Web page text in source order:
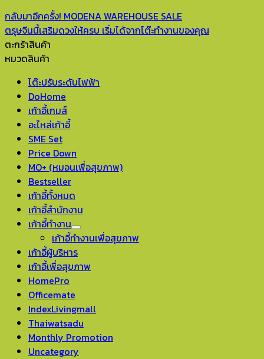
กลับมาอีกครั้ง! MODENA WAREHOUSE SALE
ตรุษจีนนี้เสริมดวงให้ครบ เริ่มได้จากโต๊ะทำงานของคุณ
ตะกร้าสินค้า
หมวดสินค้า
โต๊ะปรับระดับไฟฟ้า
DoHome
เก้าอี้เกมส์
อะไหล่เก้าอี้
SME Set
Price Down
MO+ (หมอนเพื่อสุขภาพ)
Bestseller
เก้าอี้ทั้งหมด
เก้าอี้สำนักงาน
เก้าอี้ทำงาน
เก้าอี้ทำงานเพื่อสุขภาพ
เก้าอี้ผู้บริหาร
เก้าอี้เพื่อสุขภาพ
HomePro
Officemate
IndexLivingmall
Thaiwatsadu
Monthly Promotion
Uncategory